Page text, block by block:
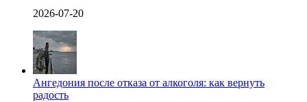
2026-07-20
Ангедония после отказа от алкоголя: как вернуть
радость